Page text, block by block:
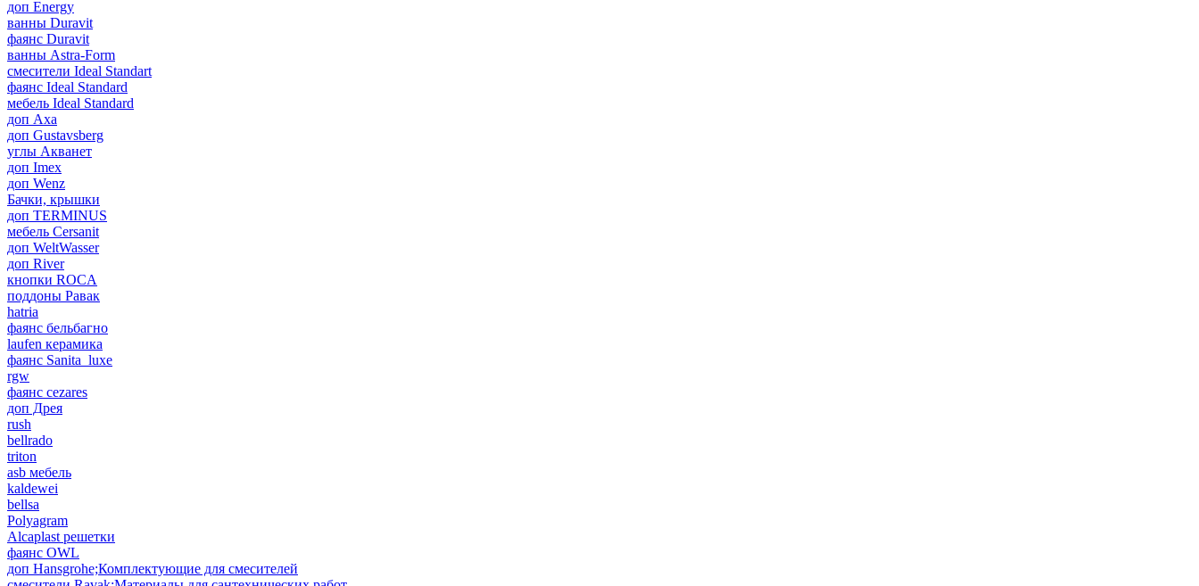
доп Energy
ванны Duravit
фаянс Duravit
ванны Astra-Form
смесители Ideal Standart
фаянс Ideal Standard
мебель Ideal Standard
доп Axa
доп Gustavsberg
углы Акванет
доп Imex
доп Wenz
Бачки, крышки
доп TERMINUS
мебель Cersanit
доп WeltWasser
доп River
кнопки ROCA
поддоны Равак
hatria
фаянс бельбагно
laufen керамика
фаянс Sanita_luxe
rgw
фаянс cezares
доп Дрея
rush
bellrado
triton
asb мебель
kaldewei
bellsa
Polyagram
Alcaplast решетки
фаянс OWL
доп Hansgrohe;Комплектующие для смесителей